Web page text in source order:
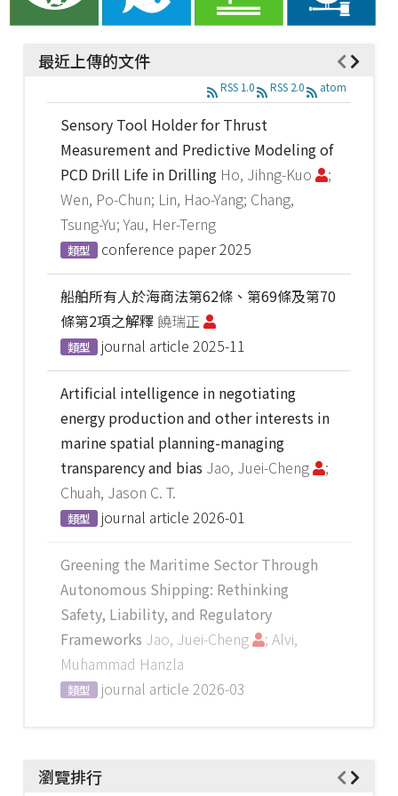
最近上傳的文件
RSS 1.0 RSS 2.0 atom
Sensory Tool Holder for Thrust
Measurement and Predictive Modeling of
PCD Drill Life in Drilling Ho, Jihng-Kuo
;
Wen, Po-Chun; Lin, Hao-Yang; Chang,
Tsung-Yu; Yau, Her-Terng
類型 conference paper2025
船舶所有人於海商法第62條、第69條及第70
條第2項之解釋饒瑞正
類型 journal article 2025-11
Artificial intelligence in negotiating
energy production and other interests in
marine spatial planning-managing
transparency and bias Jao, Juei-Cheng
;
Chuah, Jason C. T.
類型 journal article 2026-01
Greening the Maritime Sector Through
Autonomous Shipping: Rethinking
Safety, Liability, and Regulatory
Frameworks Jao, Juei-Cheng
; Alvi,
Muhammad Hanzla
類型 journal article 2026-03
瀏覽排行